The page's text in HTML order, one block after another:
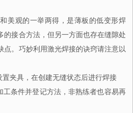
美观的一举两得，是薄板的低变形焊
的接合方法，但另一方面也存在缝隙处
点。巧妙利用激光焊接的诀窍请注意以
夹具，在创建无缝状态后进行焊接
条件并登记方法，非熟练者也容易再